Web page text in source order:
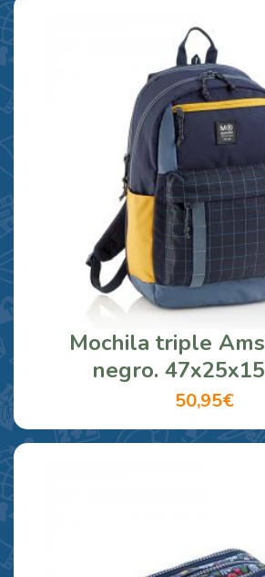
Mochila triple
negro.
50,95€